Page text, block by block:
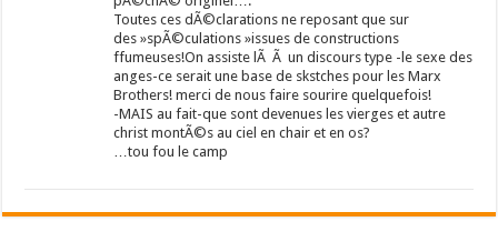
Toutes ces dÃ©clarations ne reposant que sur
des »spÃ©culations »issues de constructions
ffumeuses!On assiste lÃ Ã un discours type -le sexe des
anges-ce serait une base de skstches pour les Marx
Brothers! merci de nous faire sourire quelquefois!
-MAIS au fait-que sont devenues les vierges et autre
christ montÃ©s au ciel en chair et en os?
…tou fou le camp